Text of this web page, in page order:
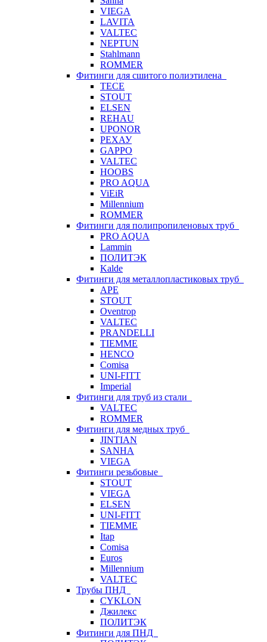
VIEGA
LAVITA
VALTEC
NEPTUN
Stahlmann
ROMMER
Фитинги для сшитого полиэтилена
TECE
STOUT
ELSEN
REHAU
UPONOR
РЕХАУ
GAPPO
VALTEC
HOOBS
PRO AQUA
ViEiR
Millennium
ROMMER
Фитинги для полипропиленовых труб
PRO AQUA
Lammin
ПОЛИТЭК
Kalde
Фитинги для металлопластиковых труб
APE
STOUT
Oventrop
VALTEC
PRANDELLI
TIEMME
HENCO
Comisa
UNI-FITT
Imperial
Фитинги для труб из стали
VALTEC
ROMMER
Фитинги для медных труб
JINTIAN
SANHA
VIEGA
Фитинги резьбовые
STOUT
VIEGA
ELSEN
UNI-FITT
TIEMME
Itap
Comisa
Euros
Millennium
VALTEC
Трубы ПНД
CYKLON
Джилекс
ПОЛИТЭК
Фитинги для ПНД